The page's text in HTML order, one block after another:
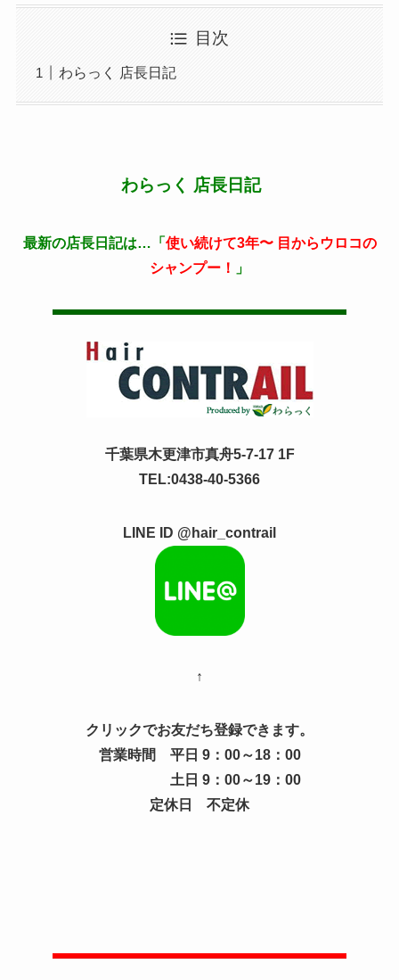
目次
わらっく 店長日記
わらっく 店長日記
最新の店長日記は…「 使い続けて3年〜 目からウロコの
シャンプー！
」
千葉県木更津市真舟5-7-17 1F
TEL:0438-40-5366
LINE ID @hair_contrail
↑
クリックでお友だち登録できます。
営業時間 平日 9：00～18：00
土日 9：00～19：00
定休日 不定休